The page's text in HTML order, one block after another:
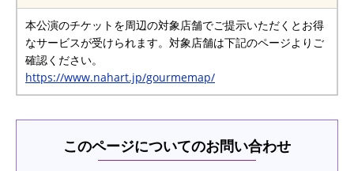
本公演のチケットを周辺の対象店舗でご提示いただくとお得
なサービスが受けられます。対象店舗は下記のページよりご
確認ください。
https://www.nahart.jp/gourmemap/
このページについてのお問い合わせ